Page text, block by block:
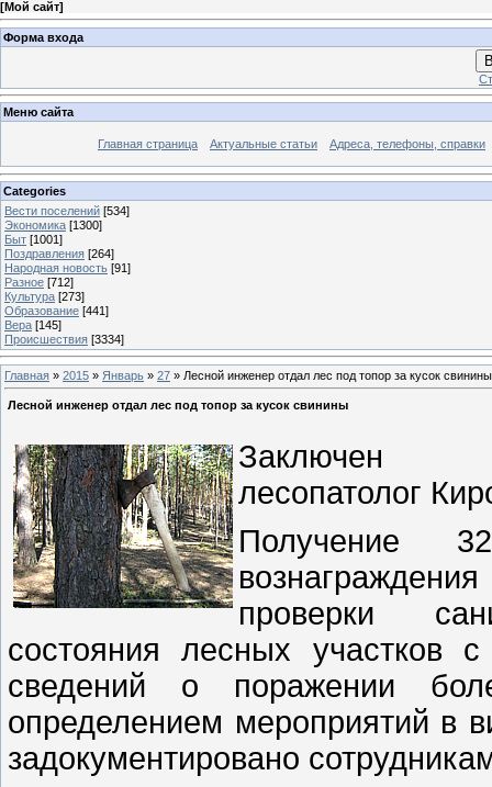
[Мой сайт]
Форма входа
Меню сайта
Главная страница Актуальные статьи Адреса, телефоны, справки
Categories
Вести поселений [534]
Экономика [1300]
Быт [1001]
Поздравления [264]
Народная новость [91]
Разное [712]
Культура [273]
Образование [441]
Вера [145]
Происшествия [3334]
Главная » 2015 » Январь » 27 » Лесной инженер отдал лес под топор за кусок свинины
Лесной инженер отдал лес под топор за кусок свинины
лесопатолог
Получение
проверки
состояния лесных участков
сведений о поражении
определением мероприятий в
задокументировано